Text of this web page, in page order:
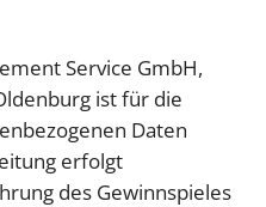
Service GmbH,
ist für die
Daten
erfolgt
des Gewinnspieles